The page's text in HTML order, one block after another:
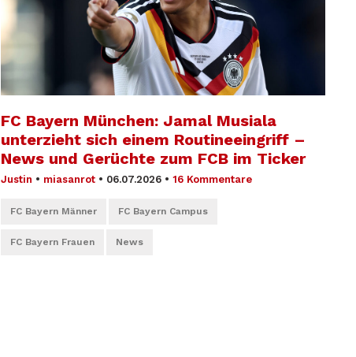
FC Bayern München: Jamal Musiala
unterzieht sich einem Routineeingriff –
News und Gerüchte zum FCB im Ticker
Justin • miasanrot • 06.07.2026 • 16 Kommentare
FC Bayern Männer FC Bayern Campus
FC Bayern Frauen News